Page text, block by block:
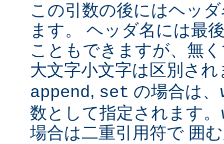
この引数の後にはヘッ
ます。 ヘッダ名には最
こともできますが、無
大文字小文字は区別さ
append, set の場合は、
数として指定されます。
場合は二重引用符で 囲